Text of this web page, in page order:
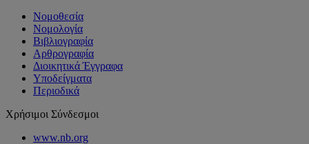
Νομοθεσία
Νομολογία
Βιβλιογραφία
Αρθρογραφία
Διοικητικά Έγγραφα
Υποδείγματα
Περιοδικά
Χρήσιμοι Σύνδεσμοι
www.nb.org